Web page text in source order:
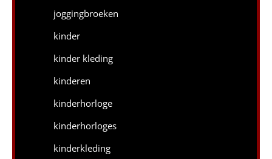
joggingbroeken
kinder
kinder kleding
kinderen
kinderhorloge
kinderhorloges
kinderkleding